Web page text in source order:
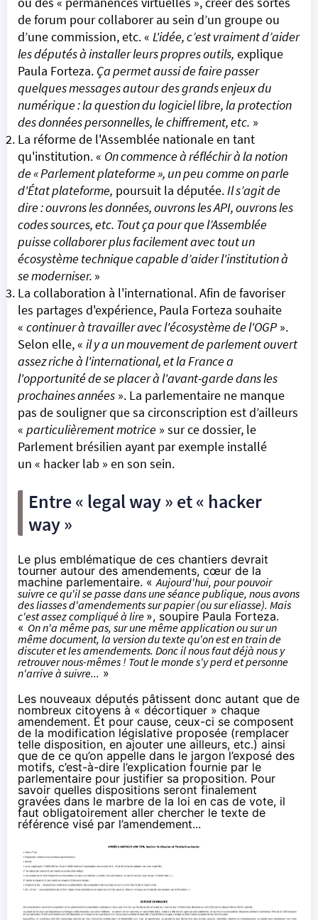
de forum pour collaborer au sein d’un groupe ou
d’une commission, etc. « L'idée, c’est vraiment d’aider
les députés à installer leurs propres outils, explique
Paula Forteza. Ça permet aussi de faire passer
quelques messages autour des grands enjeux du
numérique : la question du logiciel libre, la protection
des données personnelles, lechiffrement, etc. »
La réforme de l'Assemblée nationale en tant
qu'institution. « On commence à réfléchir à la notion
de « Parlement plateforme », un peu comme on parle
d'État plateforme, poursuit la députée.Il s’agit de
dire : ouvrons les données, ouvrons les API, ouvrons les
codes sources, etc. Tout ça pour que l’Assemblée
puisse collaborer plus facilement avec tout un
écosystème technique capable d’aider l'institution à
se moderniser. »
La collaboration à l'international. Afin de favoriser
les partages d'expérience, Paula Forteza souhaite
« continuer à travailler avec l'écosystème de l'OGP ».
Selon elle, « il y a un mouvement de parlement ouvert
assez riche à l'international, et la France a
l'opportunité de se placer à l'avant-garde dans les
prochaines années ». La parlementaire ne manque
pas de souligner que sa circonscription est d’ailleurs
« particulièrement motrice » sur ce dossier, le
Parlement brésilien ayant par exemple installé
un « hacker lab » en son sein.
Entre « legal way » et « hacker
way »
Le plus emblématique de ces chantiers devrait
tourner autour des amendements, cœur de la
machine parlementaire. « Aujourd'hui, pour pouvoir
suivre ce qu'il se passe dans une séance publique, nous avons
des liasses d'amendements sur papier (ou sureliasse). Mais
c'est assez compliqué à lire », soupire Paula Forteza.
« On n'a même pas, sur une même application ou sur un
même document, la version du texte qu'on est en train de
discuter et les amendements. Donc il nous faut déjà nous y
retrouver nous-mêmes ! Tout le monde s'y perd et personne
n'arrive à suivre... »
Les nouveaux députés pâtissent donc autant que de
nombreux citoyens à « décortiquer » chaque
amendement. Et pour cause, ceux-ci se composent
de la modification législative proposée (remplacer
telle disposition, en ajouter une ailleurs, etc.) ainsi
que de ce qu’on appelle dans le jargon l’exposé des
motifs, c’est-à-dire l’explication fournie par le
parlementaire pour justifier sa proposition. Pour
savoir quelles dispositions seront finalement
gravées dans le marbre de la loi en cas de vote, il
faut obligatoirement aller chercher le texte de
référence visé par l’amendement...